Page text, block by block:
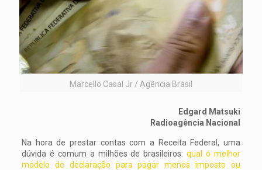
Marcello Casal Jr / Agência Brasil
Edgard Matsuki
Radioagência Nacional
Na hora de prestar contas com a Receita Federal, uma
dúvida é comum a milhões de brasileiros:qual o melhor
modelo de declaração para pagar menos imposto ou